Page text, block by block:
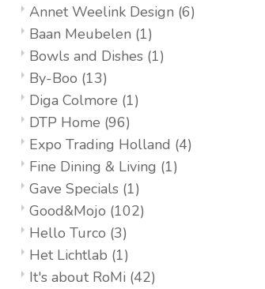
Annet Weelink Design (6)
Baan Meubelen (1)
Bowls and Dishes (1)
By-Boo (13)
Diga Colmore (1)
DTP Home (96)
Expo Trading Holland (4)
Fine Dining & Living (1)
Gave Specials (1)
Good&Mojo (102)
Hello Turco (3)
Het Lichtlab (1)
It's about RoMi (42)